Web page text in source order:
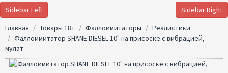
Sidebar Left
Sidebar Right
Главная
Товары 18+ Фаллоимитаторы
Реалистики
Фаллоимитатор SHANE DIESEL 10" на присоске с вибрацией,
мулат